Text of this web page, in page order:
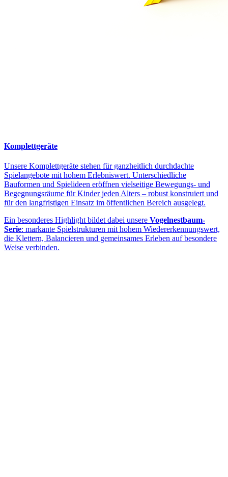
Komplettgeräte
Unsere Komplettgeräte stehen für ganzheitlich durchdachte
Spielangebote mit hohem Erlebniswert. Unterschiedliche
Bauformen und Spielideen eröffnen vielseitige Bewegungs- und
Begegnungsräume für Kinder jeden Alters – robust konstruiert und
für den langfristigen Einsatz im öffentlichen Bereich ausgelegt.
Ein besonderes Highlight bildet dabei unsere Vogelnestbaum-
Serie: markante Spielstrukturen mit hohem Wiedererkennungswert,
die Klettern, Balancieren und gemeinsames Erleben auf besondere
Weise verbinden.